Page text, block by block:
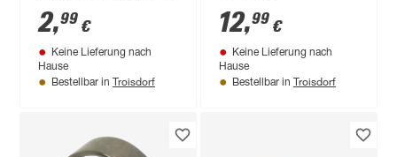
IG x 3/4" T
2,99 €
Keine Lieferung nach
Hause
Bestellbar in Troisdorf
12,99 €
Keine Lieferung nach
Hause
Bestellbar in Troisdorf